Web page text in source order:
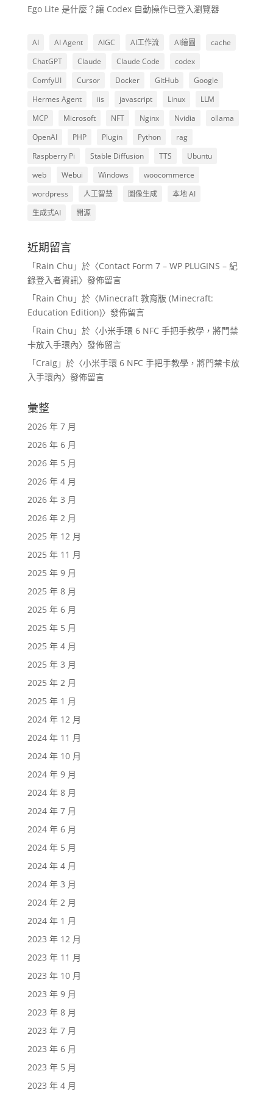
Ego Lite 是什麼？讓 Codex 自動操作已登入瀏覽器
AI AI Agent AIGC AI工作流 AI繪圖
cache
ChatGPT
Claude Claude Code
codex
ComfyUI
Cursor Docker GitHub
Google
Hermes Agent
iis javascript Linux
LLM
MCP
Microsoft NFT Nginx Nvidia
ollama
OpenAI
PHP Plugin Python
rag
Raspberry Pi
Stable Diffusion TTS
Ubuntu
web
Webui Windows
woocommerce
wordpress
人工智慧 圖像生成
本地 AI
生成式AI
開源
近期留言
「Rain Chu 」於〈Contact Form 7 – WP PLUGINS – 紀
錄登入者資訊〉發佈留言
「Rain Chu 」於〈Minecraft 教育版 (Minecraft:
Education Edition)〉發佈留言
「Rain Chu 」於〈小米手環 6 NFC 手把手教學，將門禁
卡放入手環內〉發佈留言
「Craig」於〈小米手環 6 NFC 手把手教學，將門禁卡放
入手環內〉發佈留言
彙整
2026 年 7 月
2026 年 6 月
2026 年 5 月
2026 年 4 月
2026 年 3 月
2026 年 2 月
2025 年 12 月
2025 年 11 月
2025 年 9 月
2025 年 8 月
2025 年 6 月
2025 年 5 月
2025 年 4 月
2025 年 3 月
2025 年 2 月
2025 年 1 月
2024 年 12 月
2024 年 11 月
2024 年 10 月
2024 年 9 月
2024 年 8 月
2024 年 7 月
2024 年 6 月
2024 年 5 月
2024 年 4 月
2024 年 3 月
2024 年 2 月
2024 年 1 月
2023 年 12 月
2023 年 11 月
2023 年 10 月
2023 年 9 月
2023 年 8 月
2023 年 7 月
2023 年 6 月
2023 年 5 月
2023 年 4 月